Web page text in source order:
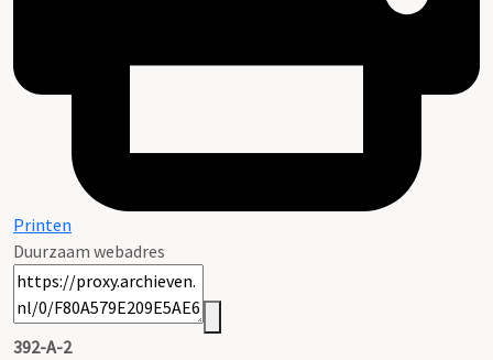
Printen
Duurzaam webadres
392-A-2